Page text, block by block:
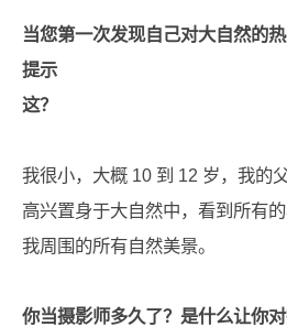
当您第一次发现自己对大自然的
提示
这？
我很小，大概 10 到 12 岁，我的
高兴置身于大自然中，看到所有
我周围的所有自然美景。
你当摄影师多久了？是什么让你对